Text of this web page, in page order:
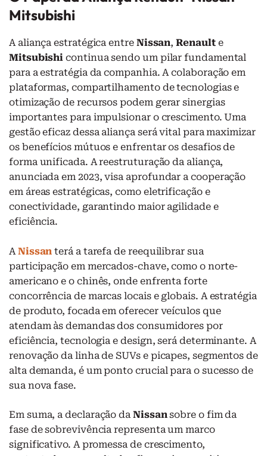
Mitsubishi
A aliança estratégica entre Nissan,Renaulte
Mitsubishi continua sendo um pilar fundamental
para a estratégia da companhia. A colaboração em
plataformas, compartilhamento de tecnologias e
otimização de recursos podem gerar sinergias
importantes para impulsionar o crescimento. Uma
gestão eficaz dessa aliança será vital para maximizar
os benefícios mútuos e enfrentar os desafios de
forma unificada. A reestruturação da aliança,
anunciada em 2023, visa aprofundar a cooperação
em áreas estratégicas, como eletrificação e
conectividade, garantindo maior agilidade e
eficiência.
A Nissan terá a tarefa de reequilibrar sua
participação em mercados-chave, como o norte-
americano e o chinês, onde enfrenta forte
concorrência de marcas locais e globais. A estratégia
de produto, focada em oferecer veículos que
atendam às demandas dos consumidores por
eficiência, tecnologia e design, será determinante. A
renovação da linha de SUVs e picapes, segmentos de
alta demanda, é um ponto crucial para o sucesso de
sua nova fase.
Em suma, a declaração da Nissansobre o fim da
fase de sobrevivência representa um marco
significativo. A promessa de crescimento,